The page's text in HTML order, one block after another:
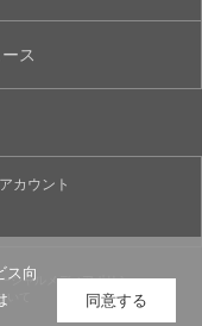
ス向
同意する
ス
アカウント
シャルメディアポリシー
て